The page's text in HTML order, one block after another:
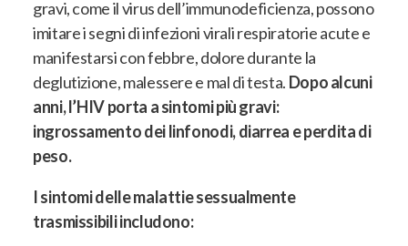
gravi, come il virus dell’immunodeficienza,possono
imitare i segni di infezioni virali respiratorie acute e
manifestarsi con febbre, dolore durante la
deglutizione, malessere e mal di testa. Dopo alcuni
anni, l’HIV porta a sintomi più gravi:
ingrossamento dei linfonodi, diarrea e perdita di
peso.
I sintomi delle malattie sessualmente
trasmissibili includono: